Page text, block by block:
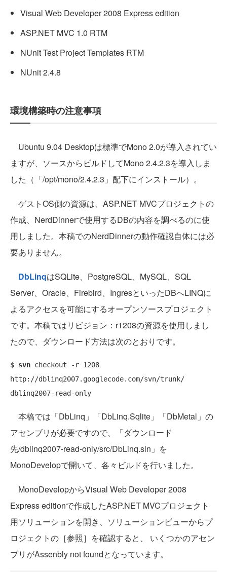
Visual Web Developer 2008 Express edition
ASP.NET MVC 1.0 RTM
NUnit Test Project Templates RTM
NUnit 2.4.8
環境構築時の注意事項
Ubuntu 9.04 Desktopは標準でMono 2.0が導入されてい
ますが、ソースからビルドしてMono 2.4.2.3を導入しま
した（「/opt/mono/2.4.2.3」配下にインストール）。
ゲストOS側の資源は、ASP.NET MVCプロジェクトの
作成、NerdDinnerで使用するDBの内容を調べるのに使
用しました。本稿でのNerdDinnerの動作確認自体には必
要ありません。
DbLinqはSQLite、PostgreSQL、MySQL、SQL
Server、Oracle、Firebird、IngresといったDBへLINQに
よるアクセスを可能にするオープンソースプロジェクト
です。本稿ではリビジョン：r1208の資源を使用しまし
たので、ダウンロード方法は次のとおりです。
$ svn checkout -r 1208
http://dblinq2007.googlecode.com/svn/trunk/
本稿では「DbLinq」「DbLinq.Sqlite」「DbMetal」の
アセンブリが必要ですので、「ダウンロード
先/dblinq2007-read-only/src/DbLinq.sln」を
MonoDevelopで開いて、各々ビルドを行いました。
MonoDevelopからVisual Web Developer 2008
Express editionで作成したASP.NET MVCプロジェクト
用ソリューションを開き、ソリューションビューからプ
ロジェクトの［参照］を確認すると、 いくつかのアセン
ブリがAssenbly not foundとなっています。